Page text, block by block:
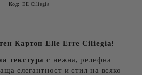
Код: EE Ciliegia
КартонElle Erre Ciliegia!
текстура с нежнa, релефна
елегантност и стил на всяко